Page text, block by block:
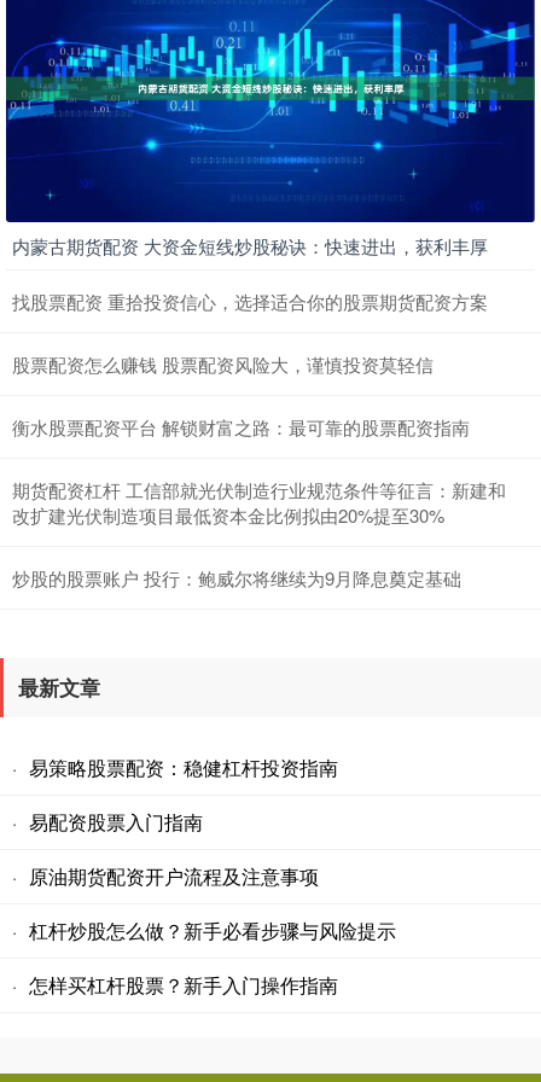
内蒙古期货配资 大资金短线炒股秘诀：快速进出，获利丰厚
找股票配资 重拾投资信心，选择适合你的股票期货配资方案
股票配资怎么赚钱 股票配资风险大，谨慎投资莫轻信
衡水股票配资平台 解锁财富之路：最可靠的股票配资指南
期货配资杠杆 工信部就光伏制造行业规范条件等征言：新建和
改扩建光伏制造项目最低资本金比例拟由20%提至30%
炒股的股票账户 投行：鲍威尔将继续为9月降息奠定基础
最新文章
· 易策略股票配资：稳健杠杆投资指南
· 易配资股票入门指南
· 原油期货配资开户流程及注意事项
· 杠杆炒股怎么做？新手必看步骤与风险提示
· 怎样买杠杆股票？新手入门操作指南